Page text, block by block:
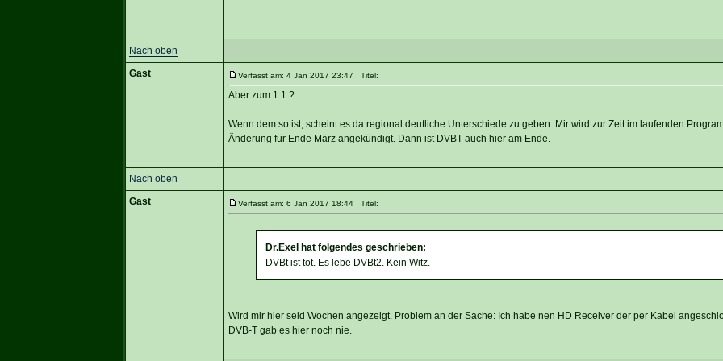
Nach oben
Gast
Verfasst am: 4 Jan 2017 23:47 Titel:
Aber zum 1.1.?
Wenn dem so ist, scheint es da regional deutliche Unterschiede zu geben. Mir wird zur Zeit im laufenden
Änderung für Ende März angekündigt. Dann ist DVBT auch hier am Ende.
Nach oben
Gast
Verfasst am: 6 Jan 2017 18:44 Titel:
Dr.Exel hat folgendes geschrieben:
DVBt ist tot. Es lebe DVBt2. Kein Witz.
Wird mir hier seid Wochen angezeigt. Problem an der Sache: Ich habe nen HD Receiver der per Kabel
DVB-T gab es hier noch nie.